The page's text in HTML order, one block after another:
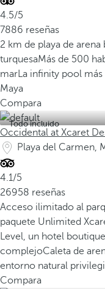
4.5/5
7886 reseñas
2 km de playa de arena
turquesaMás de 500
marLa infinity pool
Maya
Compara
Todo incluido
Occidental at Xcaret
Playa del Carmen,
4.1/5
26958 reseñas
Acceso ilimitado al
paquete Unlimited
Level, un hotel
complejoCaleta de
entorno natural
Compara